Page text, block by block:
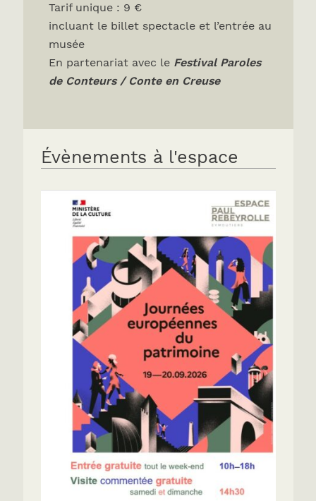
Tarif unique : 9 €
incluant le billet spectacle et l’entrée au
musée
En partenariat avec le Festival Paroles
de Conteurs / Conte en Creuse
Évènements à l'espace